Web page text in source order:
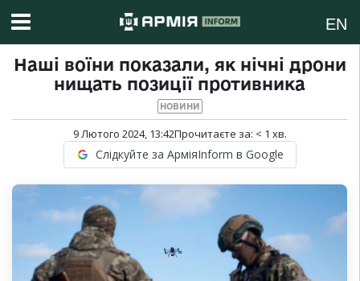
EN
Наші воїни показали, як нічні дрони
нищать позиції противника
НОВИНИ
9 Лютого 2024, 13:42Прочитаєте за: < 1 хв.
Слідкуйте за АрміяInform в Google